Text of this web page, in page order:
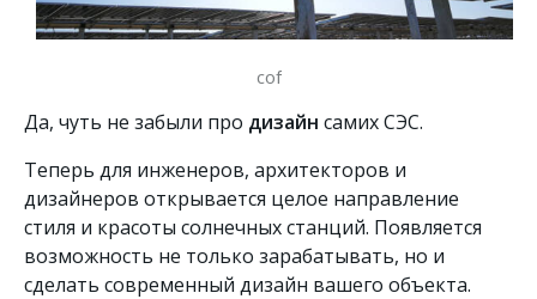
cof
Да, чуть не забыли про дизайн самих СЭС.
Теперь для инженеров, архитекторов и
дизайнеров открывается целое направление
стиля и красоты солнечных станций. Появляется
возможность не только зарабатывать, но и
сделать современный дизайн вашего объекта.